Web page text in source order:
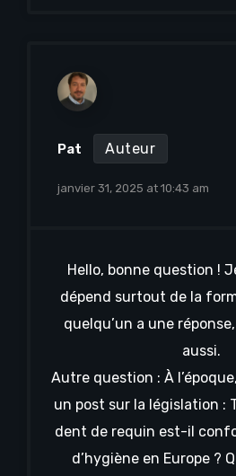
Pat Auteur
janvier 31, 2025 at 10:43 am
Hello, bonne question !
dépend surtout de la
quelqu’un a une
aussi.
Autre question : À
un post sur la législation :
dent de requin est-il
d’hygiène en Europe ?